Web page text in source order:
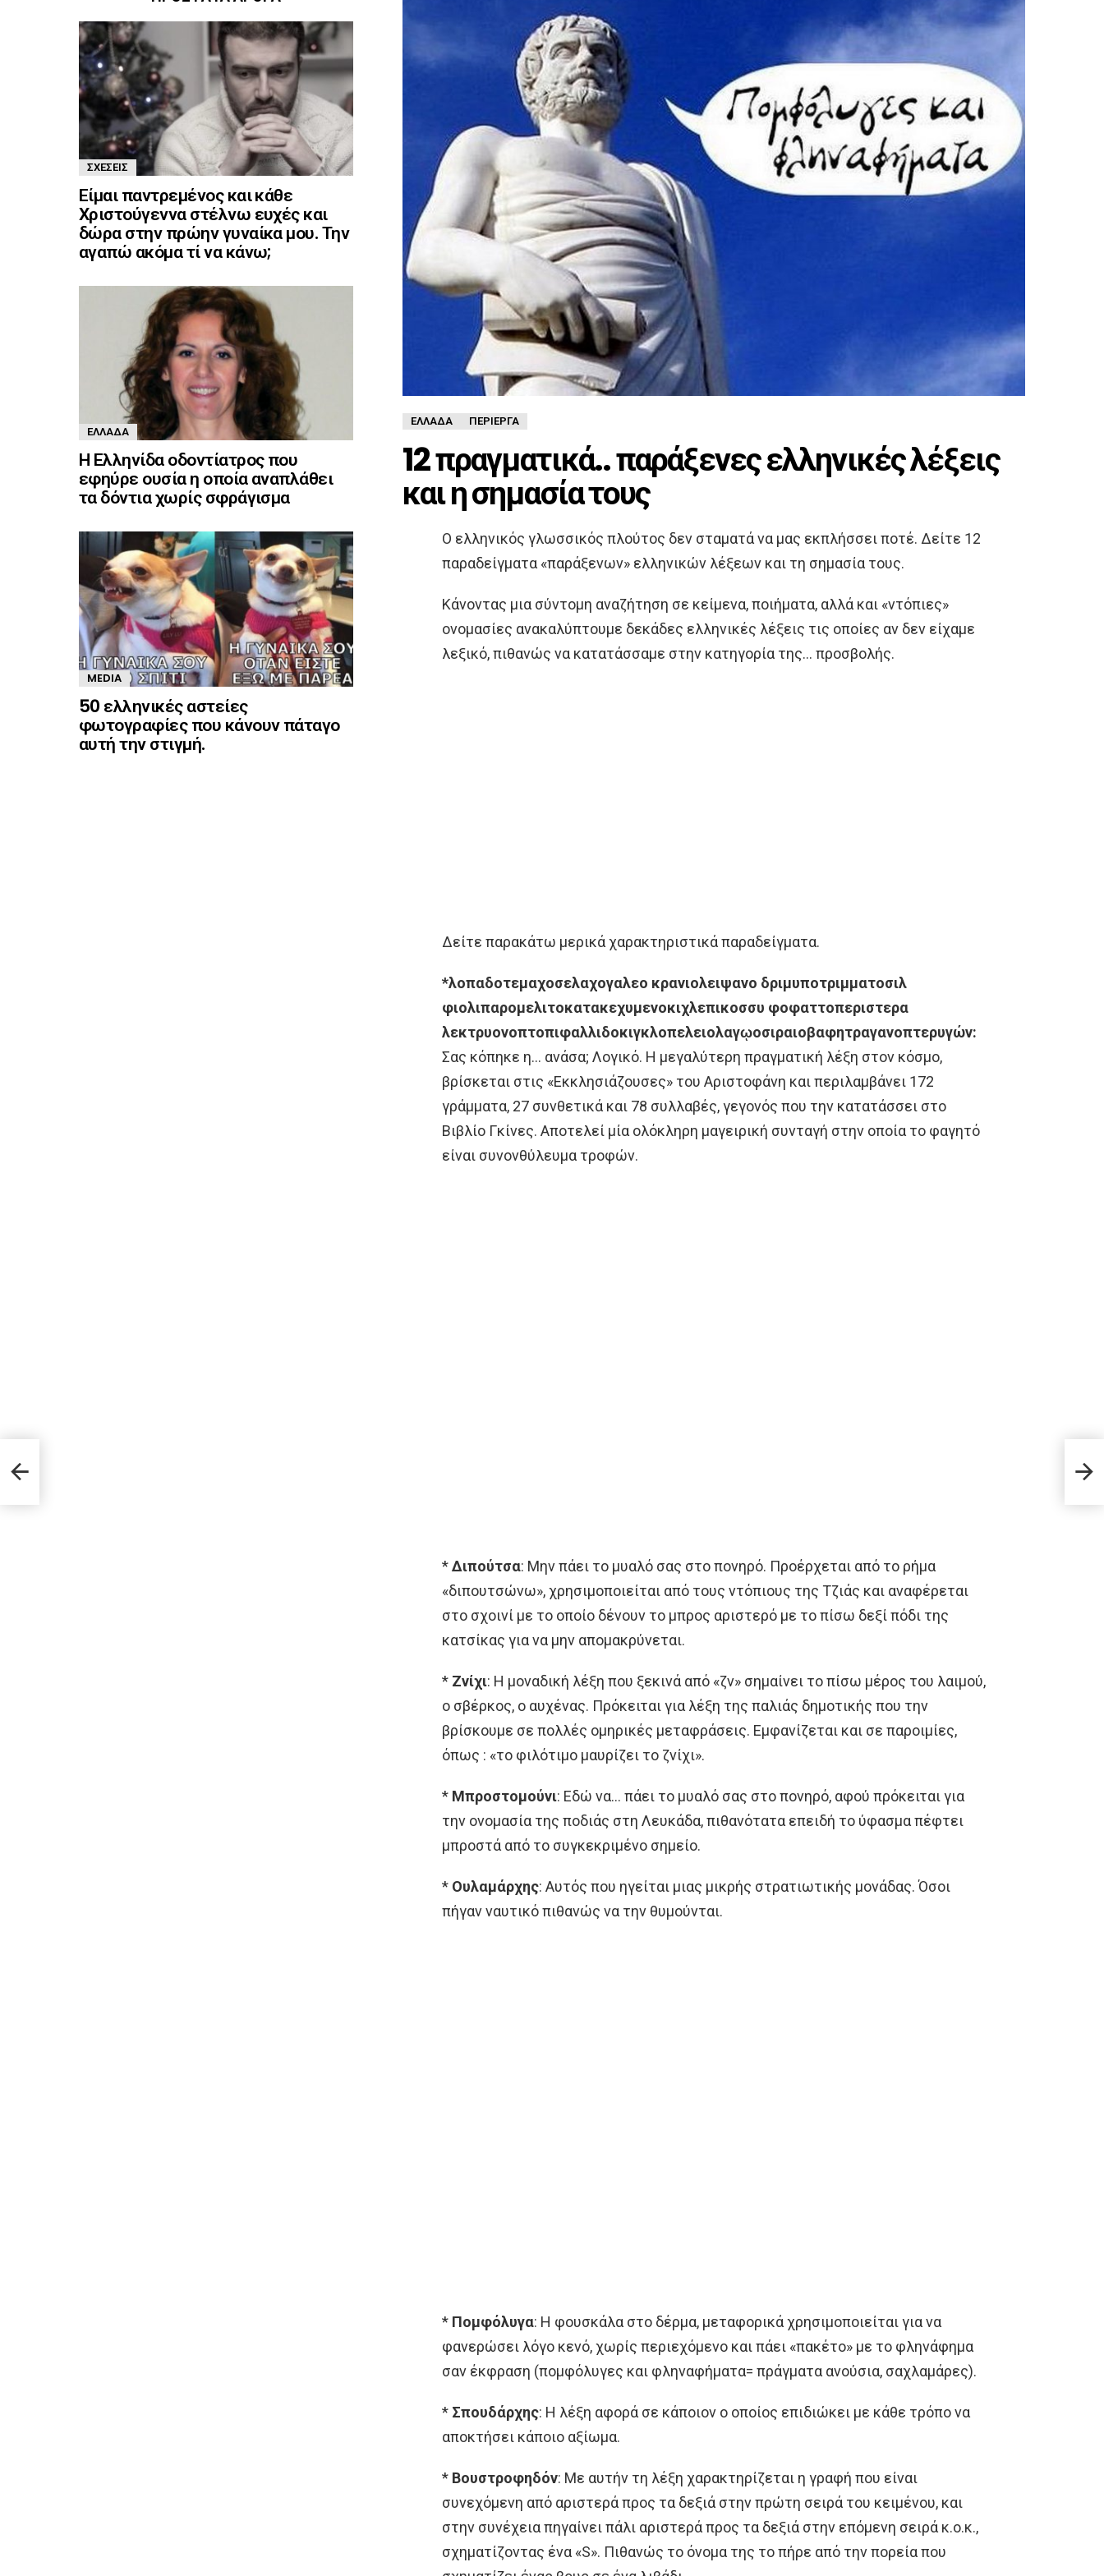
ΕΛΛΆΔΑ ΠΕΡΊΕΡΓΑ
12 πραγματικά.. παράξενες ελληνικές λέξεις
και η σημασία τους
Ο ελληνικός γλωσσικός πλούτος δεν σταματά να μας εκπλήσσει ποτέ. Δείτε 12
παραδείγματα «παράξενων» ελληνικών λέξεων και τη σημασία τους.
Κάνοντας μια σύντομη αναζήτηση σε κείμενα, ποιήματα, αλλά και «ντόπιες»
ονομασίες ανακαλύπτουμε δεκάδες ελληνικές λέξεις τις οποίες αν δεν είχαμε
λεξικό, πιθανώς να κατατάσσαμε στην κατηγορία της… προσβολής.
Δείτε παρακάτω μερικά χαρακτηριστικά παραδείγματα.
*λοπαδοτεμαχοσελαχογαλεο κρανιολειψανο δριμυποτριμματοσιλ
φιολιπαρομελιτοκατακεχυμενοκιχλεπικοσσυ φοφαττοπεριστερα
λεκτρυονοπτοπιφαλλιδοκιγκλοπελειολαγῳοσιραιοβαφητραγανοπτερυγών:
Σας κόπηκε η… ανάσα; Λογικό. Η μεγαλύτερη πραγματική λέξη στον κόσμο,
βρίσκεται στις «Εκκλησιάζουσες» του Αριστοφάνη και περιλαμβάνει 172
γράμματα, 27 συνθετικά και 78 συλλαβές, γεγονός που την κατατάσσει στο
Βιβλίο Γκίνες. Αποτελεί μία ολόκληρη μαγειρική συνταγή στην οποία το φαγητό
είναι συνονθύλευμα τροφών.
*Διπούτσα: Μην πάει το μυαλό σας στο πονηρό. Προέρχεται από το ρήμα
«διπουτσώνω», χρησιμοποιείται από τους ντόπιους της Τζιάς και αναφέρεται
στο σχοινί με το οποίο δένουν το μπρος αριστερό με το πίσω δεξί πόδι της
κατσίκας για να μην απομακρύνεται.
* Ζνίχι: Η μοναδική λέξη που ξεκινά από «ζν» σημαίνει το πίσω μέρος του λαιμού,
ο σβέρκος, ο αυχένας. Πρόκειται για λέξη της παλιάς δημοτικής που την
βρίσκουμε σε πολλές ομηρικές μεταφράσεις. Εμφανίζεται και σε παροιμίες,
όπως : «το φιλότιμο μαυρίζει το ζνίχι».
* Μπροστομούνι: Εδώ να… πάει το μυαλό σας στο πονηρό, αφού πρόκειται για
την ονομασία της ποδιάς στη Λευκάδα, πιθανότατα επειδή το ύφασμα πέφτει
μπροστά από το συγκεκριμένο σημείο.
* Ουλαμάρχης: Αυτός που ηγείται μιας μικρής στρατιωτικής μονάδας. Όσοι
πήγαν ναυτικό πιθανώς να την θυμούνται.
* Πομφόλυγα: Η φουσκάλα στο δέρμα, μεταφορικά χρησιμοποιείται για να
φανερώσει λόγο κενό, χωρίς περιεχόμενο και πάει «πακέτο» με το φληνάφημα
σαν έκφραση (πομφόλυγες και φληναφήματα= πράγματα ανούσια, σαχλαμάρες).
* Σπουδάρχης: Η λέξη αφορά σε κάποιον ο οποίος επιδιώκει με κάθε τρόπο να
αποκτήσει κάποιο αξίωμα.
* Βουστροφηδόν: Με αυτήν τη λέξη χαρακτηρίζεται η γραφή που είναι
συνεχόμενη από αριστερά προς τα δεξιά στην πρώτη σειρά του κειμένου, και
στην συνέχεια πηγαίνει πάλι αριστερά προς τα δεξιά στην επόμενη σειρά κ.ο.κ.,
σχηματίζοντας ένα «S». Πιθανώς το όνομα της το πήρε από την πορεία που
ΣΧΈΣΕΙΣ
Είμαι παντρεμένος και κάθε
Χριστούγεννα στέλνω ευχές και
δώρα στην πρώην γυναίκα μου. Την
αγαπώ ακόμα τί να κάνω;
ΕΛΛΆΔΑ
Η Ελληνίδα οδοντίατρος που
εφηύρε ουσία η οποία αναπλάθει
τα δόντια χωρίς σφράγισμα
MEDIA
50 ελληνικές αστείες
φωτογραφίες που κάνουν πάταγο
αυτή την στιγμή.